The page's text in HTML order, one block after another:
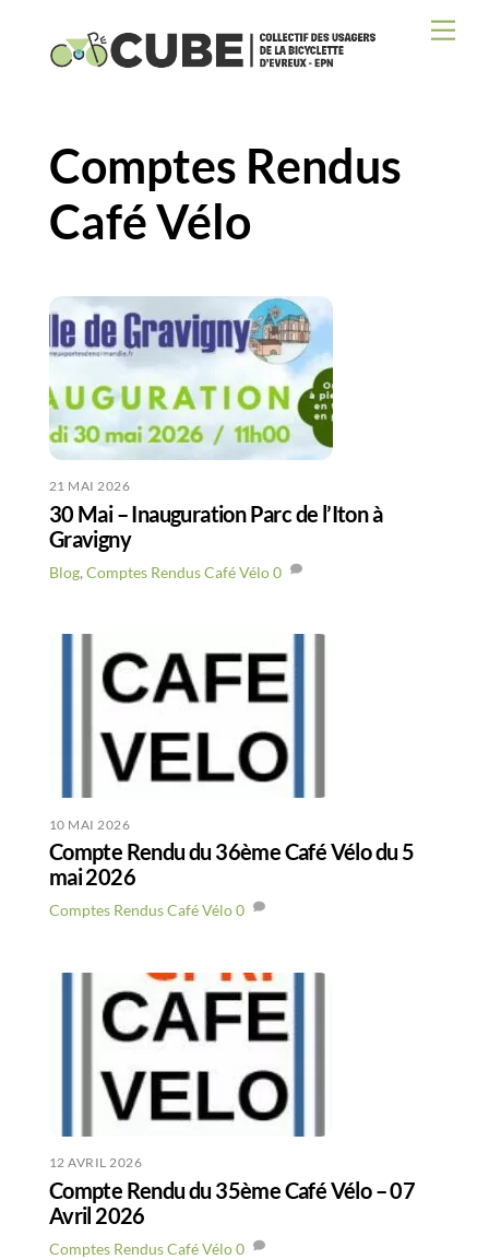
content
Comptes Rendus
Café Vélo
21 MAI 2026
30 Mai – Inauguration Parc de l’Iton à
Gravigny
Blog, Comptes Rendus Café Vélo0
10 MAI 2026
Compte Rendu du 36ème Café Vélo du 5
mai 2026
Comptes Rendus Café Vélo0
12 AVRIL 2026
Compte Rendu du 35ème Café Vélo – 07
Avril 2026
Comptes Rendus Café Vélo0